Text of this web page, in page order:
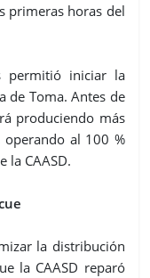
primeras horas del
permitió iniciar la
de Toma. Antes de
produciendo más
operando al 100 %
la CAASD.
la distribución
la CAASD reparó